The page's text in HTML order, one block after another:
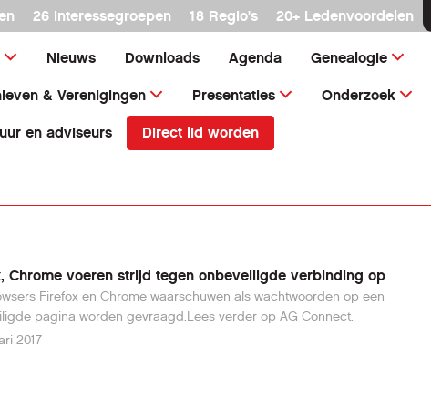
26 interessegroepen 18 Regio's 20+ Ledenvoordelen
Nieuws Downloads Agenda Genealogie
& Verenigingen Presentaties Onderzoek
en adviseurs Direct lid worden
Chrome voeren strijd tegen onbeveiligde verbinding op
Firefox en Chrome waarschuwen als wachtwoorden op een
pagina worden gevraagd.Lees verder op AG Connect.
2017